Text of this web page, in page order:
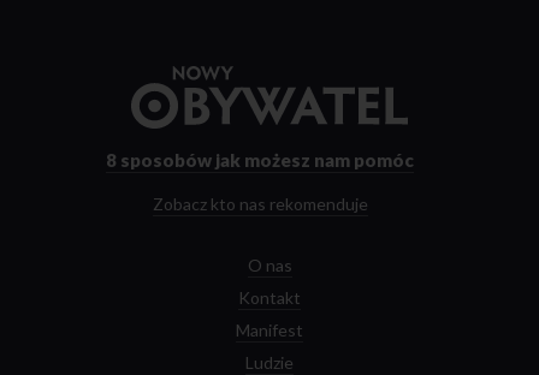
strony
8 sposobów jak możesz nam pomóc
Zobacz kto nas rekomenduje
O nas
Kontakt
Manifest
Ludzie